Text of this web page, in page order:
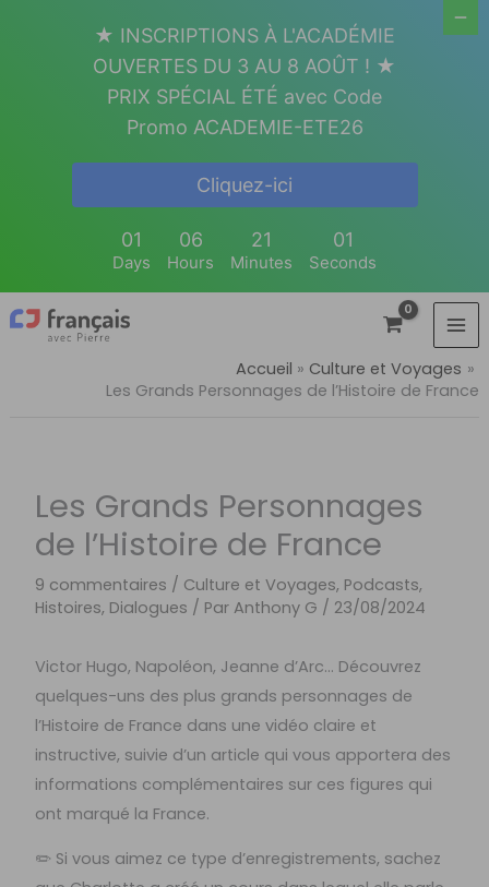
Accueil
Culture et Voyages
Les Grands Personnages de l’Histoire de France
Les Grands Personnages
de l’Histoire de France
9 commentaires / Culture et Voyages, Podcasts,
Histoires, Dialogues / Par Anthony G / 23/08/2024
Victor Hugo, Napoléon, Jeanne d’Arc… Découvrez
quelques-uns des plus grands personnages de
l’Histoire de France dans une vidéo claire et
instructive, suivie d’un article qui vous apportera des
informations complémentaires sur ces figures qui
ont marqué la France.
✏️ Si vous aimez ce type d’enregistrements, sachez
★ INSCRIPTIONS À L'ACADÉMIE
OUVERTES DU 3 AU 8 AOÛT ! ★
PRIX SPÉCIAL ÉTÉ avec Code
Promo ACADEMIE-ETE26
Cliquez-ici
01
Days
06
Hours
21
Minutes
00
Seconds